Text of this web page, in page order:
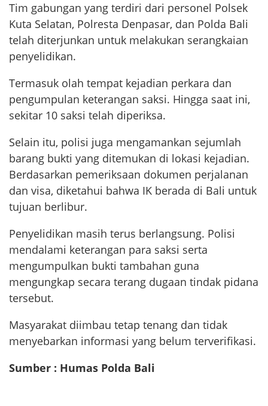
Tim gabungan yang terdiri dari personel Polsek
Kuta Selatan, Polresta Denpasar, dan Polda Bali
telah diterjunkan untuk melakukan serangkaian
penyelidikan.
Termasuk olah tempat kejadian perkara dan
pengumpulan keterangan saksi. Hingga saat ini,
sekitar 10 saksi telah diperiksa.
Selain itu, polisi juga mengamankan sejumlah
barang bukti yang ditemukan di lokasi kejadian.
Berdasarkan pemeriksaan dokumen perjalanan
dan visa, diketahui bahwa IK berada di Bali untuk
tujuan berlibur.
Penyelidikan masih terus berlangsung. Polisi
mendalami keterangan para saksi serta
mengumpulkan bukti tambahan guna
mengungkap secara terang dugaan tindak pidana
tersebut.
Masyarakat diimbau tetap tenang dan tidak
menyebarkan informasi yang belum terverifikasi.
Sumber : Humas Polda Bali